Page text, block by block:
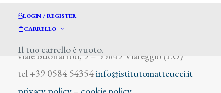
LOGIN / REGISTER
CARRELLO
Il tuo carrello è vuoto.
viale Buonarroti, 9 – 55049 Viareggio (LU)
tel +39 0584 54354info@istitutomatteucci.it